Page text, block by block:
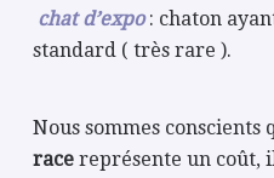
chat d’expo: chaton
standard ( très rare ).
Nous sommes conscients
race représente un coût,